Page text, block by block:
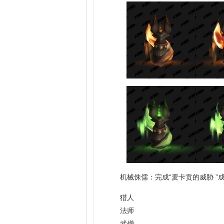
机械侏儒：完成“麦卡贡的威胁 ”
猎人
法师